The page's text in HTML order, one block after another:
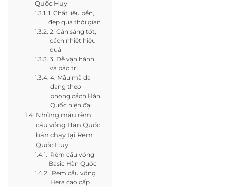
Quốc Huy
1. Chất liệu bền,
đẹp qua thời gian
2. Cản sáng tốt,
cách nhiệt hiệu
quả
3. Dễ vận hành
và bảo trì
4. Mẫu mã đa
dạng theo
phong cách Hàn
Quốc hiện đại
Những mẫu rèm
cầu vồng Hàn Quốc
bán chạy tại Rèm
Quốc Huy
Rèm cầu vồng
Basic Hàn Quốc
Rèm cầu vồng
Hera cao cấp